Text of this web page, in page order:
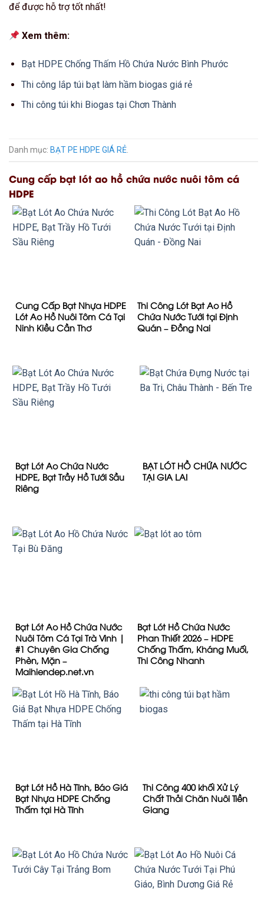
để được hỗ trợ tốt nhất!
Xem thêm:
Bạt HDPE Chống Thấm Hồ Chứa Nước Bình Phước
Thi công lắp túi bạt làm hầm biogas giá rẻ
Thi công túi khi Biogas tại Chơn Thành
Danh mục: BẠT PE HDPE GIÁ RẺ
Cung cấp bạt lót ao hồ chứa nước nuôi tôm cá
HDPE
Cung Cấp Bạt Nhựa HDPE
Lót Ao Hồ Nuôi Tôm Cá Tại
Ninh Kiều Cần Thơ
Thi Công Lót Bạt Ao Hồ
Chứa Nước Tưới tại Định
Quán – Đồng Nai
Bạt Lót Ao Chứa Nước
HDPE, Bạt Trầy Hồ Tưới Sầu
Riêng
BẠT LÓT HỒ CHỨA NƯỚC
TẠI GIA LAI
Bạt Lót Ao Hồ Chứa Nước
Nuôi Tôm Cá Tại Trà Vinh |
#1 Chuyên Gia Chống
Phèn, Mặn –
Maihiendep.net.vn
Bạt Lót Hồ Chứa Nước
Phan Thiết 2026 – HDPE
Chống Thấm, Kháng Muối,
Thi Công Nhanh
Bạt Lót Hồ Hà Tĩnh, Báo Giá
Bạt Nhựa HDPE Chống
Thấm tại Hà Tĩnh
Thi Công 400 khối Xử Lý
Chất Thải Chăn Nuôi Tiền
Giang